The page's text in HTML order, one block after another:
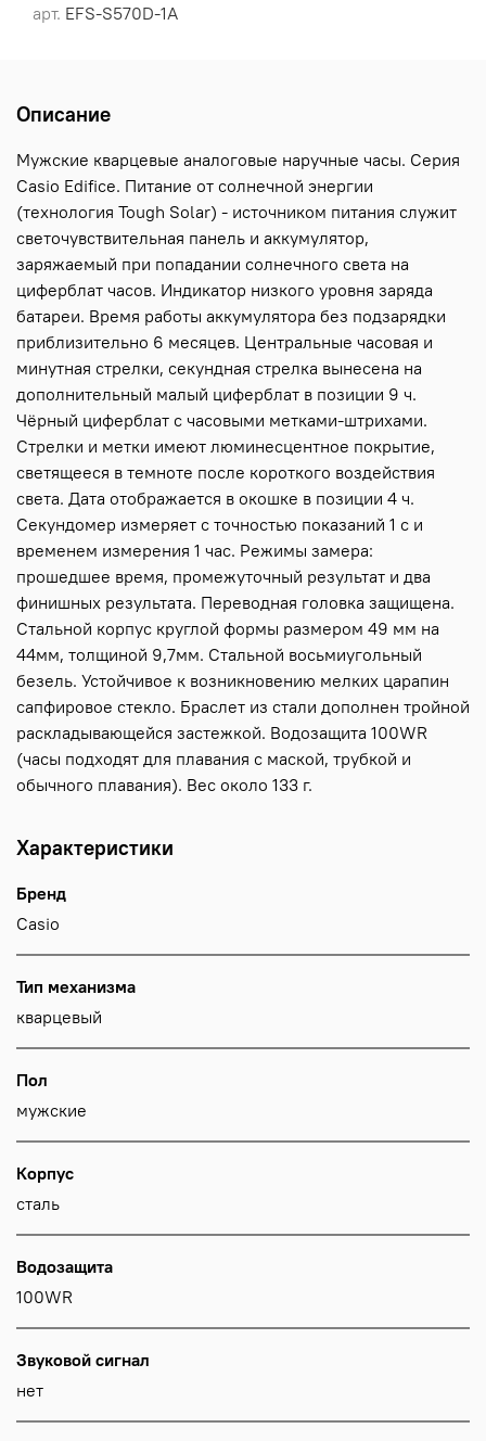
арт. EFS-S570D-1A
Описание
Мужские кварцевые аналоговые наручные часы. Серия
Casio Edifice. Питание от солнечной энергии
(технология Tough Solar) - источником питания служит
светочувствительная панель и аккумулятор,
заряжаемый при попадании солнечного света на
циферблат часов. Индикатор низкого уровня заряда
батареи. Время работы аккумулятора без подзарядки
приблизительно 6 месяцев. Центральные часовая и
минутная стрелки, секундная стрелка вынесена на
дополнительный малый циферблат в позиции 9 ч.
Чёрный циферблат с часовыми метками-штрихами.
Стрелки и метки имеют люминесцентное покрытие,
светящееся в темноте после короткого воздействия
света. Дата отображается в окошке в позиции 4 ч.
Секундомер измеряет с точностью показаний 1 с и
временем измерения 1 час. Режимы замера:
прошедшее время, промежуточный результат и два
финишных результата. Переводная головка защищена.
Стальной корпус круглой формы размером 49 мм на
44мм, толщиной 9,7мм. Стальной восьмиугольный
безель. Устойчивое к возникновению мелких царапин
сапфировое стекло. Браслет из стали дополнен тройной
раскладывающейся застежкой. Водозащита 100WR
(часы подходят для плавания с маской, трубкой и
обычного плавания). Вес около 133 г.
Характеристики
Бренд
Casio
Тип механизма
кварцевый
Пол
мужские
Корпус
сталь
Водозащита
100WR
Звуковой сигнал
нет